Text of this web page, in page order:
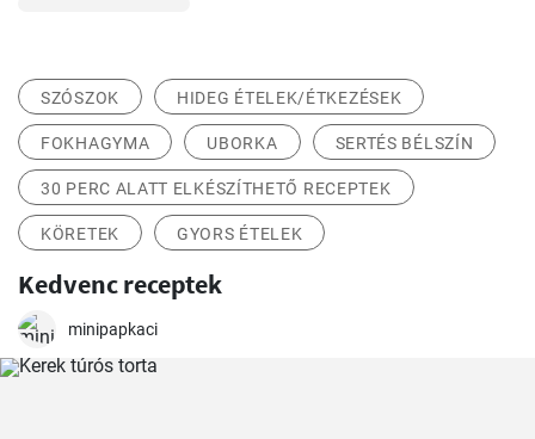
SZÓSZOK HIDEG ÉTELEK/ÉTKEZÉSEK
FOKHAGYMA UBORKA SERTÉS BÉLSZÍN
30 PERC ALATT ELKÉSZÍTHETŐ RECEPTEK
KÖRETEK GYORS ÉTELEK
Kedvenc receptek
minipapkaci